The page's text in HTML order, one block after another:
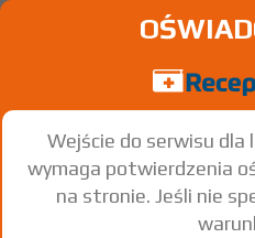
Wejście do serwisu
wymaga potwierdzenia
na stronie. Jeśli nie